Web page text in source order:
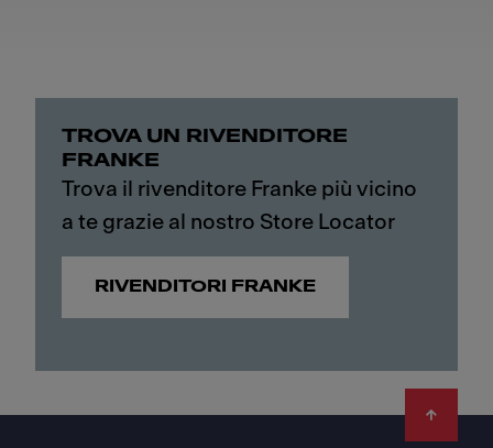
TROVA UN RIVENDITORE
FRANKE
Trova il rivenditore Franke più vicino
a te grazie al nostro Store Locator
RIVENDITORI FRANKE